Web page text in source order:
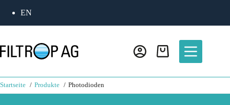
EN
Startseite Produkte Photodioden